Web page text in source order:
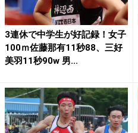
3連休で中学生が好記録！女子
100ｍ佐藤那有11秒88、三好
美羽11秒90w 男...